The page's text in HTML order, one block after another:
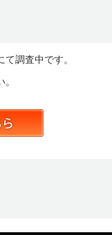
調査中です。